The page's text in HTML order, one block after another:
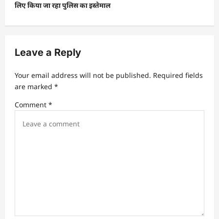
लिए किया जा रहा पुलिस का इस्तेमाल
Leave a Reply
Your email address will not be published. Required fields
are marked *
Comment *